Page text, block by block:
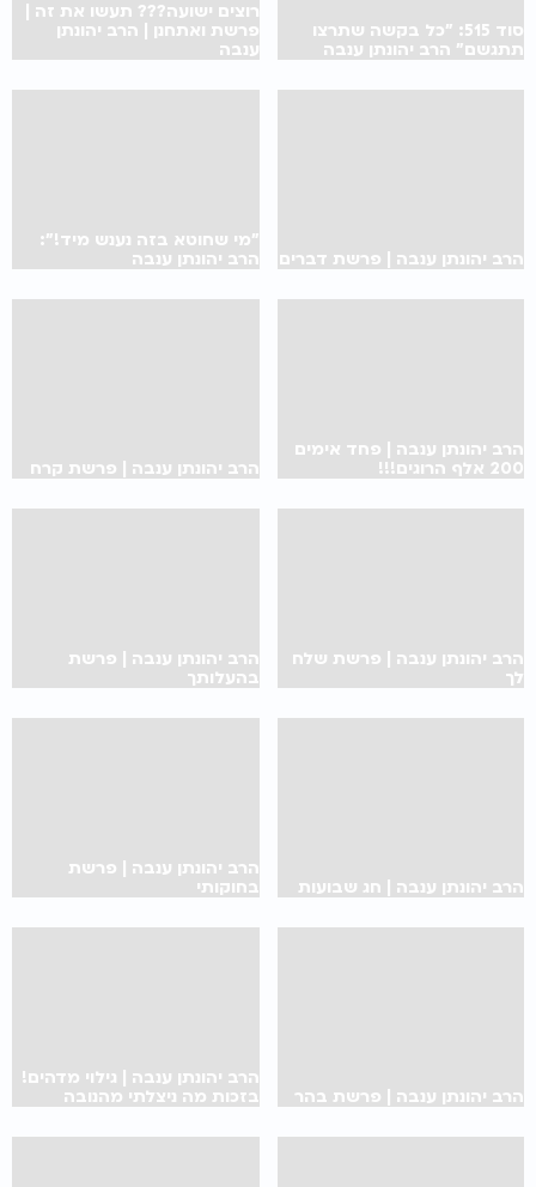
סוד 515: "כל בקשה שתרצו
תתגשם" הרב יהונתן ענבה
רוצים ישועה??? תעשו את זה |
פרשת ואתחנן | הרב יהונתן
ענבה
הרב יהונתן ענבה | פרשת דברים
"מי שחוטא בזה נענש מיד!":
הרב יהונתן ענבה
הרב יהונתן ענבה | פחד אימים
200 אלף הרוגים!!!
הרב יהונתן ענבה | פרשת קרח
הרב יהונתן ענבה | פרשת שלח
לך
הרב יהונתן ענבה | פרשת
בהעלותך
הרב יהונתן ענבה | חג שבועות
הרב יהונתן ענבה | פרשת
בחוקותי
הרב יהונתן ענבה | פרשת בהר
הרב יהונתן ענבה | גילוי מדהים!
בזכות מה ניצלתי מהנובה